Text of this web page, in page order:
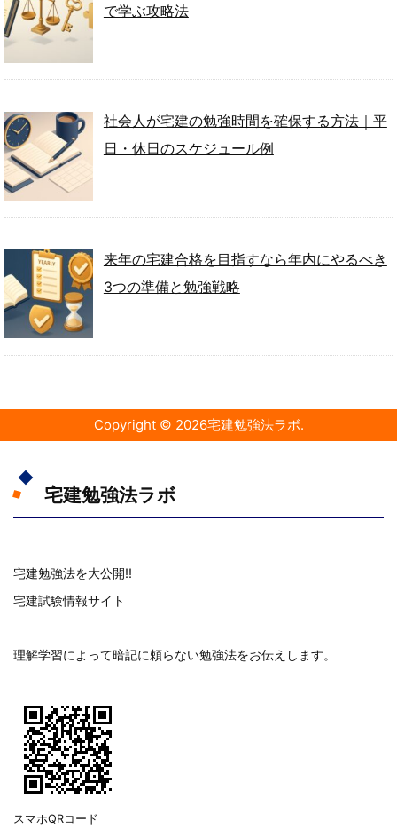
で学ぶ攻略法
社会人が宅建の勉強時間を確保する方法｜平
日・休日のスケジュール例
来年の宅建合格を目指すなら年内にやるべき
3つの準備と勉強戦略
Copyright © 2026宅建勉強法ラボ.
宅建勉強法ラボ
宅建勉強法を大公開!!
宅建試験情報サイト
理解学習によって暗記に頼らない勉強法をお伝えします。
スマホQRコード